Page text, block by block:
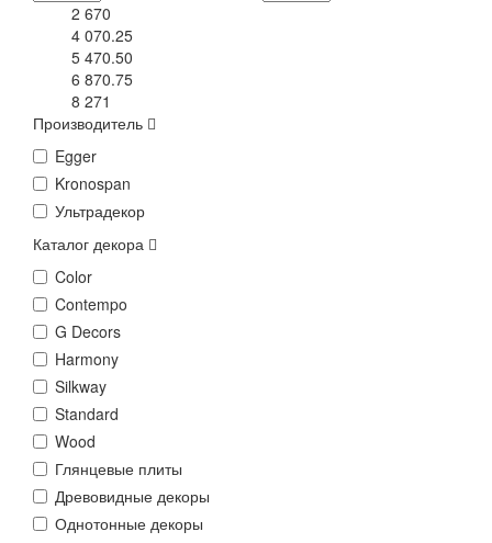
2 670
4 070.25
5 470.50
6 870.75
8 271
Производитель
Egger
Kronospan
Ультрадекор
Каталог декора
Color
Contempo
G Decors
Harmony
Silkway
Standard
Wood
Глянцевые плиты
Древовидные декоры
Однотонные декоры